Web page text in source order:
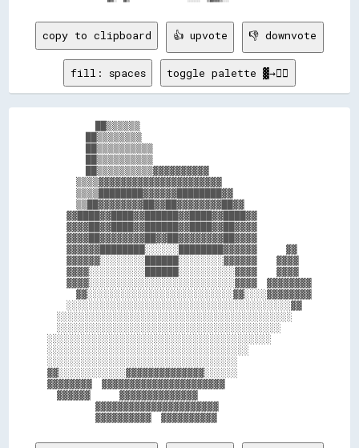
copy to clipboard 👍 upvote 👎 downvote
fill: spaces toggle palette ▓→✊🏽
          ██▒▒▒▒▒▒
        ██▒▒▒▒▒▒▒▒
        ██▒▒▒▒▒▒▒▒▒▒
        ██▒▒▒▒▒▒▒▒▒▒
        ██▒▒▒▒▒▒▒▒▒▒▓▓▓▓▓▓▓▓▓▓
      ▒▒▒▒▓▓▓▓▓▓▓▓▓▓▓▓▓▓▓▓▓▓▓▓▓▓
      ▒▒▒▒████████▓▓▓▓▓▓████████▓▓
      ▒▒██▓▓▓▓▓▓▓▓██▓▓██▓▓▓▓▓▓▓▓██▓▓
    ▓▓████▓▓████▓▓██████▓▓████▓▓████▓▓
    ▓▓▓▓██▓▓████▓▓██████▓▓████▓▓██▓▓▓▓
    ▓▓▓▓██▓▓▓▓▓▓▓▓██▓▓██▓▓▓▓▓▓▓▓██▓▓▓▓
    ▓▓▓▓▓▓████████░░░░░░████████▓▓▓▓▓▓      ▓▓
    ▓▓▓▓▓▓░░░░░░░░██████░░░░░░░░▓▓▓▓▓▓    ▓▓▓▓
    ▓▓▓▓░░░░░░░░░░██████░░░░░░░░░░▓▓▓▓    ▓▓▓▓
    ▓▓▓▓░░░░░░░░░░░░░░░░░░░░░░░░░░▓▓▓▓  ▓▓▓▓▓▓▓▓
      ▓▓░░░░░░░░░░░░░░░░░░░░░░░░░░▓▓░░░░▓▓▓▓▓▓▓▓
    ░░░░░░░░░░░░░░░░░░░░░░░░░░░░░░░░░░░░░░░░▓▓
  ░░░░░░░░░░░░░░░░░░░░░░░░░░░░░░░░░░░░░░░░░░
  ░░░░░░░░░░░░░░░░░░░░░░░░░░░░░░░░░░░░░░░░
░░░░░░░░░░░░░░░░░░░░░░░░░░░░░░░░░░░░░░░░
░░░░░░░░░░░░░░░░░░░░░░░░░░░░░░░░░░░░
░░░░░░░░░░░░░░░░░░░░░░░░░░░░░░░░░░
▓▓░░░░░░░░░░░░▓▓▓▓▓▓▓▓▓▓▓▓▓▓░░░░░░
▓▓▓▓▓▓▓▓  ▓▓▓▓▓▓▓▓▓▓▓▓▓▓▓▓▓▓▓▓▓▓
  ▓▓▓▓▓▓      ▓▓▓▓▓▓▓▓▓▓▓▓▓▓
          ▓▓▓▓▓▓▓▓▓▓▓▓▓▓▓▓▓▓▓▓▓▓